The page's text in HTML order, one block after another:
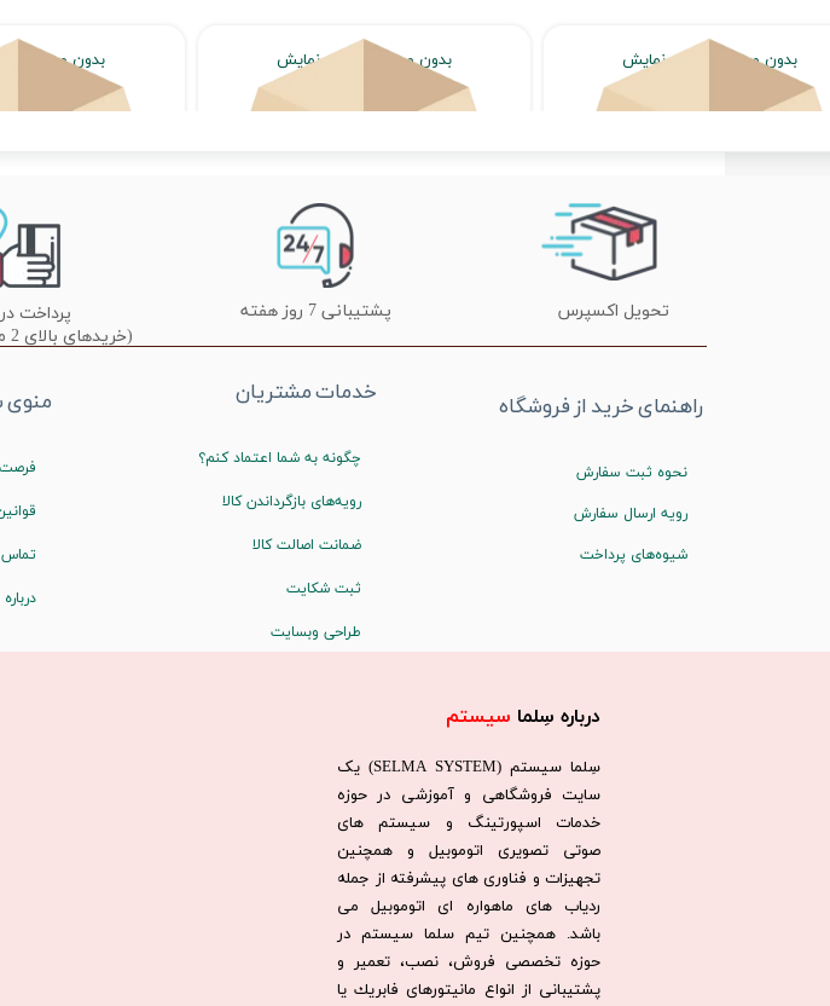
بدون محصول
بدون محصول جهت نمایش
بدون محصول جهت نمایش
درباره سِلما سیستم​​​​​​​
سِلما سيستم (SELMA SYSTEM) یک
سایت فروشگاهی و آموزشی در حوزه
خدمات اسپورتینگ و سیستم های
صوتی تصویری اتوموبیل و همچنین
تجهیزات و فناوری های پیشرفته از جمله
ردیاب های ماهواره ای اتوموبیل می
باشد. همچنين تيم سلما سيستم در
حوزه تخصصی فروش، نصب، تعمير و
پشتيبانی از انواع مانيتورهای فابريك يا
تحویل اکسپرس پشتیبانی 7 روز هفته
پرداخت
(خریدهای بالای 2 میلیون تومان)
راهنمای خرید از فروشگاه
نحوه ثبت سفارش
رویه ارسال سفارش
شیوه‌های پرداخت
خدمات مشتریان
چگونه به شما اعتماد کنم؟
رویه‌های بازگرداندن کالا
ضمانت اصالت کالا
ثبت شکایت
طراحی وبسایت
تماس